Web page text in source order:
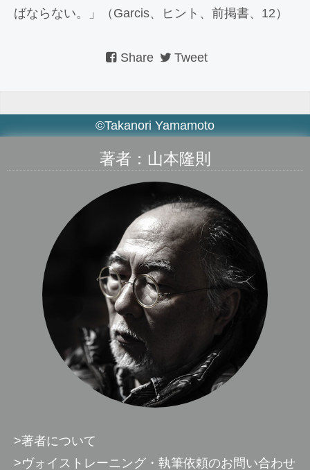
ばならない。」（Garcis、ヒント、前掲書、12）
Share Tweet
©Takanori Yamamoto
著者：山本隆則
>著者について
>ヴォイストレーニング・執筆依頼のお問い合わせ